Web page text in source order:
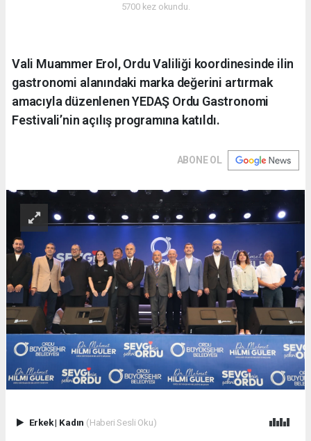
5700 kez okundu.
Vali Muammer Erol, Ordu Valiliği koordinesinde ilin
gastronomi alanındaki marka değerini artırmak
amacıyla düzenlenen YEDAŞ Ordu Gastronomi
Festivali’nin açılış programına katıldı.
ABONE OL
Erkek| Kadın (Haberi Sesli Oku)